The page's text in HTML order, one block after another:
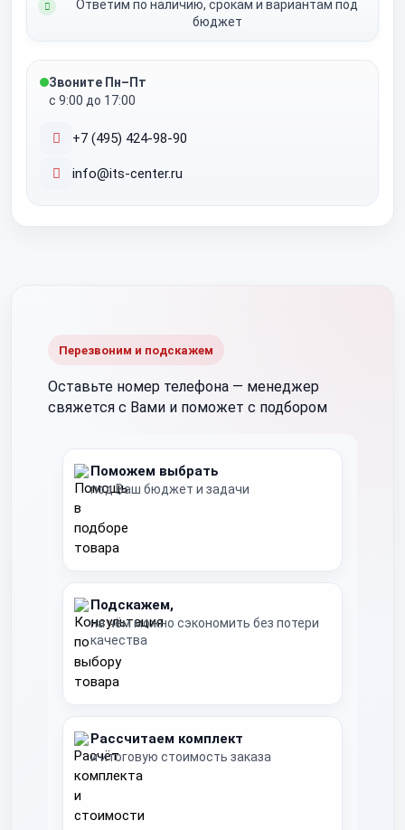
Ответим по наличию, срокам и вариантам под
бюджет
Звоните Пн–Пт
с 9:00 до 17:00
+7 (495) 424-98-90
info@its-center.ru
Перезвоним и подскажем
Оставьте номер телефона — менеджер
свяжется с Вами и поможет с подбором
Поможем выбрать
под Ваш бюджет и задачи
Подскажем,
на чём можно сэкономить без потери
качества
Рассчитаем комплект
и итоговую стоимость заказа